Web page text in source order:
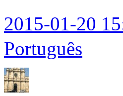
2015-01-20
Português